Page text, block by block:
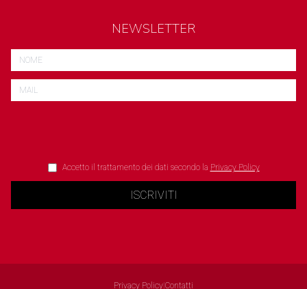
NEWSLETTER
Accetto il trattamento dei dati secondo la Privacy Policy
ISCRIVITI
Privacy Policy Contatti